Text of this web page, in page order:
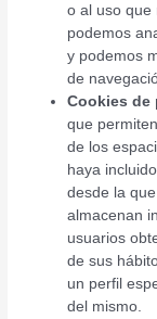
o al uso que
podemos
y podemos
de
Cookies de
que
de los
haya
desde la
almacenan
usuarios
de sus
un perfil
del mismo.